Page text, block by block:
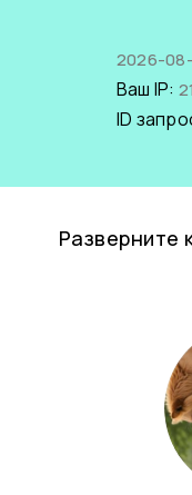
2026-
Ваш IP:
ID
Разверните